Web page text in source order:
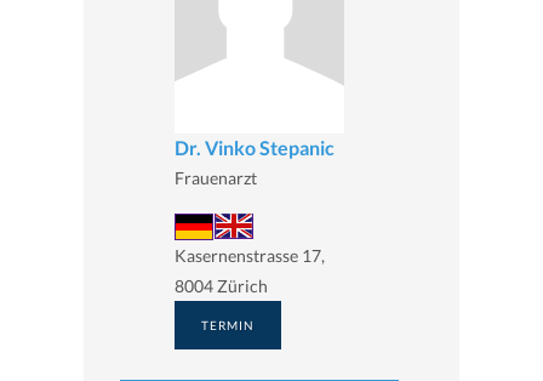
Dr. Vinko Stepanic
Frauenarzt
Kasernenstrasse 17,
8004 Zürich
TERMIN